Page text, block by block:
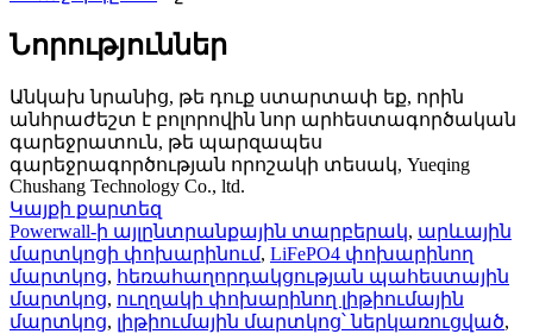
Նորություններ
Անկախ նրանից, թե դուք ստարտափ եք, որին
անհրաժեշտ է բոլորովին նոր արհեստագործական
գարեջրատուն, թե պարզապես
գարեջրագործության որոշակի տեսակ, Yueqing
Chushang Technology Co., ltd.
Կայքի քարտեզ
Powerwall-ի այլընտրանքային տարբերակ, արևային
մարտկոցի փոխարինում, LiFePO4 փոխարինող
մարտկոց, հեռահաղորդակցության պահեստային
մարտկոց, ուղղակի փոխարինող լիթիումային
մարտկոց, լիթիումային մարտկոց՝ ներկառուցված,